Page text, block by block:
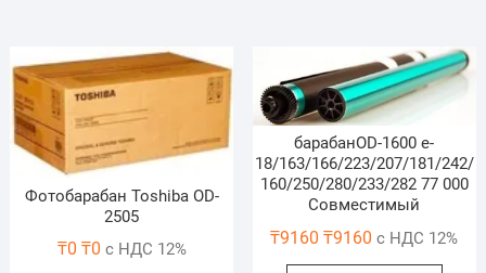
Фотобарабан Toshiba OD-
2505
₸0 ₸0 с НДС 12%
барабанOD-1600 e-
18/163/166/223/207/181/242/
160/250/280/233/282 77 000
Совместимый
₸9160 ₸9160 с НДС 12%